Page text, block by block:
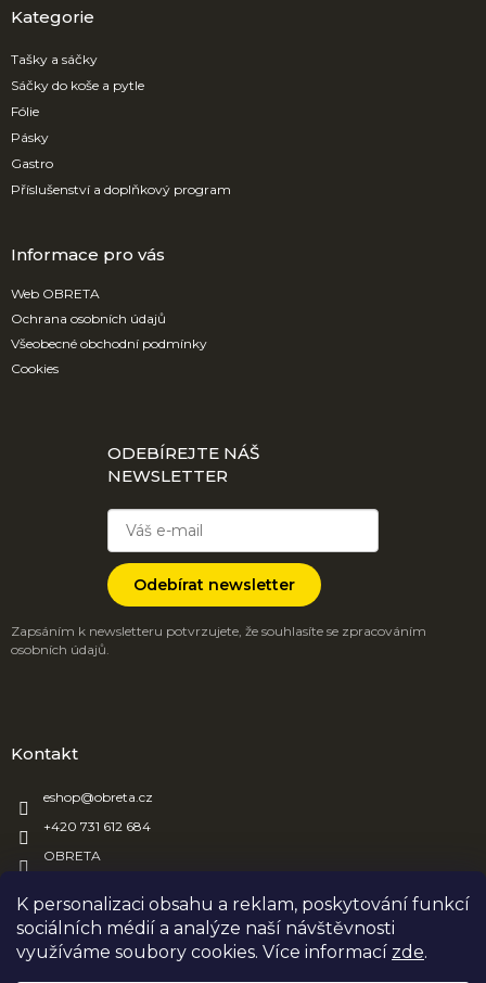
K personalizaci obsahu a reklam, poskytování funkcí
sociálních médií a analýze naší návštěvnosti
využíváme soubory cookies. Více informací zde.
aKategorie
Tašky a sáčky
Sáčky do koše a pytle
Fólie
Pásky
Gastro
Příslušenství a doplňkový program
Informace pro vás
Web OBRETA
Ochrana osobních údajů
Všeobecné obchodní podmínky
Cookies
ODEBÍREJTE NÁŠ
NEWSLETTER
Odebírat newsletter
Zapsáním k newsletteru potvrzujete, že souhlasíte se zpracováním
osobních údajů.
Kontakt
eshop@obreta.cz
+420 731 612 684
OBRETA